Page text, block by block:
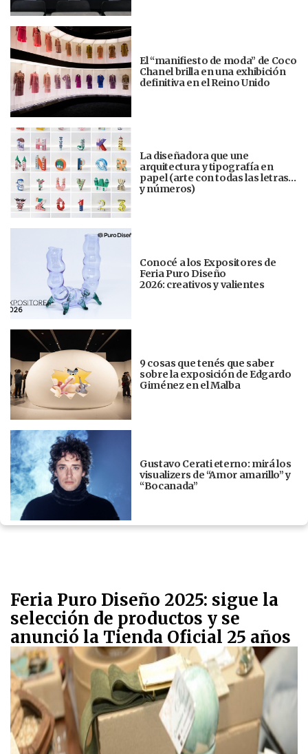
El “manifiesto de moda” de Coco
Chanel brilla en una exhibición
definitiva en el Reino Unido
La diseñadora que une
arquitectura y tipografía en
papel (arte con todas las letras…
y números)
Conocé a los Expositores de
Feria Puro Diseño
2026: creativos y valientes
9 cosas que tenés que saber
sobre la exposición de Edgardo
Giménez en el Malba
Gustavo Cerati eterno: mirá los
visualizers de “Amor amarillo” y
“Bocanada”
Feria Puro Diseño 2025: sigue la
selección de productos y se
anunció la Tienda Oficial 25 años